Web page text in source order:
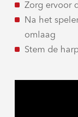
Zorg ervoor
Na het
omlaag
Stem de